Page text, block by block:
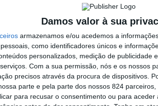
Damos valor à sua
armazenamos e/ou acedemos a
como identificadores únicos e
personalizados, medição de publicidade
Com a sua permissão, nós e os nossos
precisos através da procura de dispositivos.
parte e pela parte dos nossos 824
para recusar o consentimento ou para
de Azeméis, Bruno Aragão, está
Aragãofoi um apoiante declarado da
apenas uma lista candidata que o